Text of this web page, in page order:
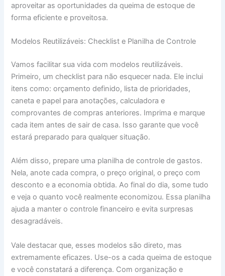
aproveitar as oportunidades da queima de estoque de
forma eficiente e proveitosa.
Modelos Reutilizáveis: Checklist e Planilha de Controle
Vamos facilitar sua vida com modelos reutilizáveis.
Primeiro, um checklist para não esquecer nada. Ele inclui
itens como: orçamento definido, lista de prioridades,
caneta e papel para anotações, calculadora e
comprovantes de compras anteriores. Imprima e marque
cada item antes de sair de casa. Isso garante que você
estará preparado para qualquer situação.
Além disso, prepare uma planilha de controle de gastos.
Nela, anote cada compra, o preço original, o preço com
desconto e a economia obtida. Ao final do dia, some tudo
e veja o quanto você realmente economizou. Essa planilha
ajuda a manter o controle financeiro e evita surpresas
desagradáveis.
Vale destacar que, esses modelos são direto, mas
extremamente eficazes. Use-os a cada queima de estoque
e você constatará a diferença. Com organização e